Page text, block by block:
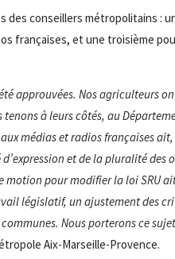
conseillers métropolitains :
françaises, et une troisième
approuvées. Nos agriculteurs
à leurs côtés, au
médias et radios françaises
et de la pluralité
pour modifier la loi SRU
législatif, un ajustement des
Nous porterons ce
Aix-Marseille-Provence.